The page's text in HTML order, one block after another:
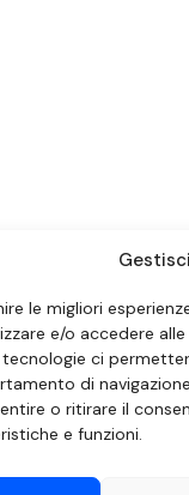
le migliori
e/o accedere
ci
di
o ritirare il
e funzioni.
IN MATERIA
6 NOVEMBRE 2003, N.